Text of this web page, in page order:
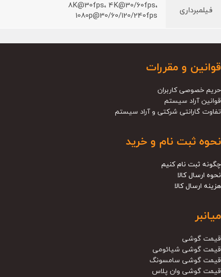
فیلمبرداری
8K@30fps، 4K@30/60fps،
1080p@30/60/120/240fps
قوانین و مقررات
حریم خصوصی کاربران
قوانین آراد سیستم
تفاوت گارانتی شرکتی و آراد سیستم
نحوه ثبت نام و خرید
چگونه ثبت نام کنیم
نحوه ارسال کالا
هزینه ارسال کالا
میانبر
قیمت گوشی
قیمت گوشی شیائومی
قیمت گوشی سامسونگ
قیمت گوشی وان پلاس